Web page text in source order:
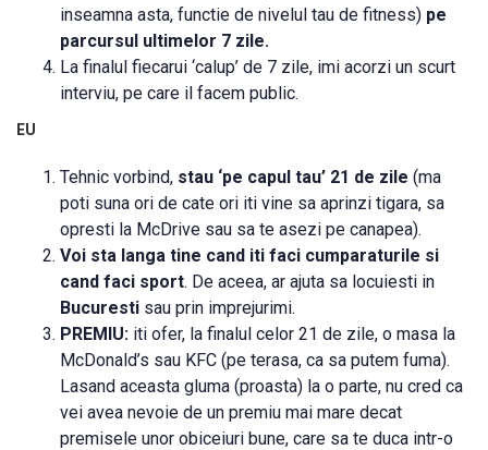
inseamna asta, functie de nivelul tau de fitness) pe
parcursul ultimelor 7 zile.
La finalul fiecarui ‘calup’ de 7 zile, imi acorzi un scurt
interviu, pe care il facem public.
EU
Tehnic vorbind, stau ‘pe capul tau’ 21 de zile (ma
poti suna ori de cate ori iti vine sa aprinzi tigara, sa
opresti la McDrive sau sa te asezi pe canapea).
Voi sta langa tine cand iti faci cumparaturile si
cand faci sport. De aceea, ar ajuta sa locuiesti in
Bucuresti sau prin imprejurimi.
PREMIU: iti ofer, la finalul celor 21 de zile, o masa la
McDonald’s sau KFC (pe terasa, ca sa putem fuma).
Lasand aceasta gluma (proasta) la o parte, nu cred ca
vei avea nevoie de un premiu mai mare decat
premisele unor obiceiuri bune, care sa te duca intr-o